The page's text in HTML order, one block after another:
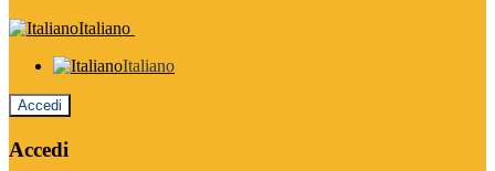
Italiano
Italiano
Accedi
Accedi